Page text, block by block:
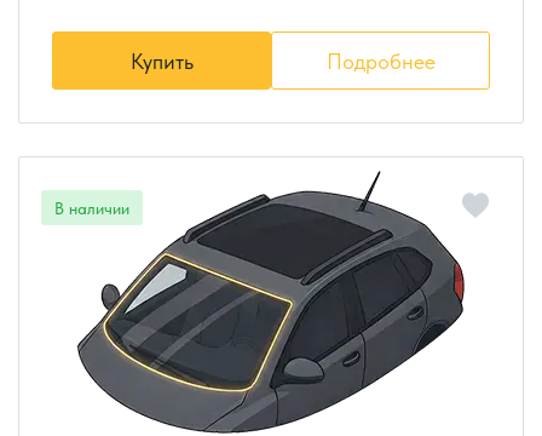
Купить Подробнее